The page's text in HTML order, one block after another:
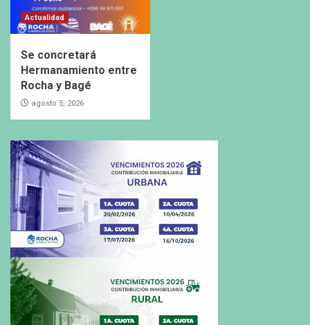
Actualidad
Se concretará
Hermanamiento entre
Rocha y Bagé
agosto 5, 2026